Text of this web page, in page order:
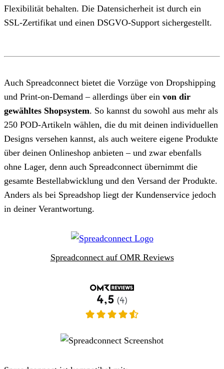
Flexibilität behalten. Die Datensicherheit ist durch ein
SSL-Zertifikat und einen DSGVO-Support sichergestellt.
Auch Spreadconnect bietet die Vorzüge von Dropshipping
und Print-on-Demand – allerdings über ein von dir
gewähltes Shopsystem. So kannst du sowohl aus mehr als
250 POD-Artikeln wählen, die du mit deinen individuellen
Designs versehen kannst, als auch weitere eigene Produkte
über deinen Onlineshop anbieten – und zwar ebenfalls
ohne Lager, denn auch Spreadconnect übernimmt die
gesamte Bestellabwicklung und den Versand der Produkte.
Anders als bei Spreadshop liegt der Kundenservice jedoch
in deiner Verantwortung.
Spreadconnect auf OMR Reviews